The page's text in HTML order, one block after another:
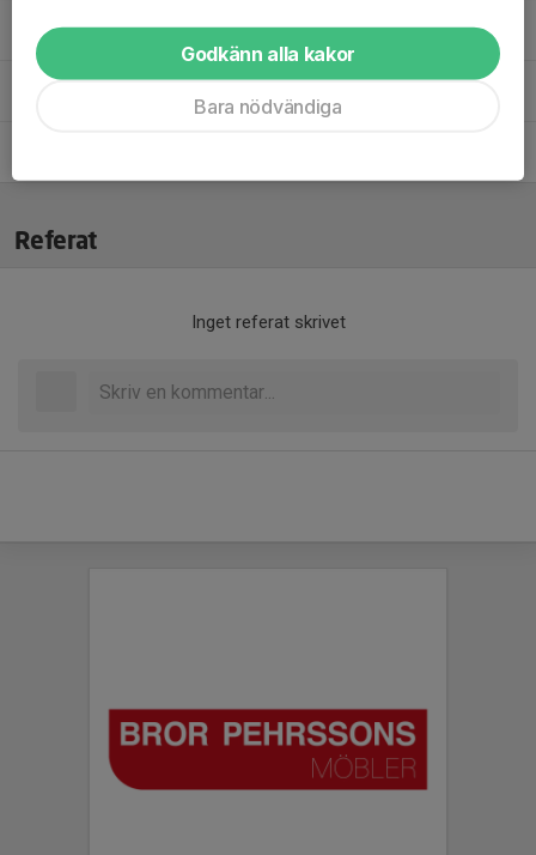
Magnus NorbergMaterialförvaltare
Referat
Inget referat skrivet
Godkänn alla kakor
Bara nödvändiga